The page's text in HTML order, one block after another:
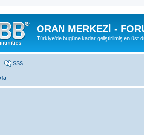
ORAN MERKEZİ -
Türkiye'de bugüne kadar geliştirilmiş en üst
SSS